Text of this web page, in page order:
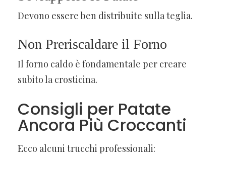
Devono essere ben distribuite sulla teglia.
Non Preriscaldare il Forno
Il forno caldo è fondamentale per creare
subito la crosticina.
Consigli per Patate
Ancora Più Croccanti
Ecco alcuni trucchi professionali: